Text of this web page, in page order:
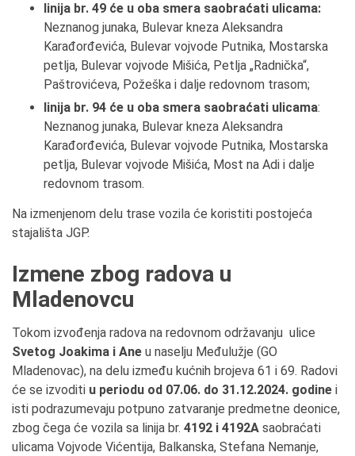
linija br. 49 će u oba smera saobraćati ulicama:
Neznanog junaka, Bulevar kneza Aleksandra
Karađorđevića, Bulevar vojvode Putnika, Mostarska
petlja, Bulevar vojvode Mišića, Petlja „Radnička“,
Paštrovićeva, Požeška i dalje redovnom trasom;
linija br. 94 će u oba smera saobraćati ulicama:
Neznanog junaka, Bulevar kneza Aleksandra
Karađorđevića, Bulevar vojvode Putnika, Mostarska
petlja, Bulevar vojvode Mišića, Most na Adi i dalje
redovnom trasom.
Na izmenjenom delu trase vozila će koristiti postojeća
stajališta JGP.
Izmene zbog radova u
Mladenovcu
Tokom izvođenja radova na redovnom održavanju ulice
Svetog Joakima i Ane u naselju Međulužje (GO
Mladenovac), na delu između kućnih brojeva 61 i 69. Radovi
će se izvoditi u periodu od 07.06. do 31 .12.2024. godine i
isti podrazumevaju potpuno zatvaranje predmetne deonice,
zbog čega će vozila sa linija br. 4192 i 4192A saobraćati
ulicama Vojvode Vićentija, Balkanska, Stefana Nemanje,